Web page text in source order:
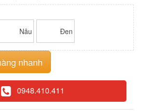
Nâu Đen
nhanh
0948.410.411